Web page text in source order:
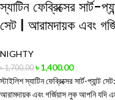
স্যাটিন ফেব্রিক্সের সার্ট-
সেট | আরামদায়ক এবং
NIGHTY
৳1,700.00 ৳1,400.00
স্টাইলিশ স্যাটিন ফেব্রিক্সের সার্ট-প্যান্ট সেট:
আরামদায়ক এবং গর্জিয়াস লুক আপনি যদি